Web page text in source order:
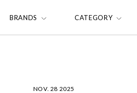
BRANDS CATEGORY
NOV. 28 2025